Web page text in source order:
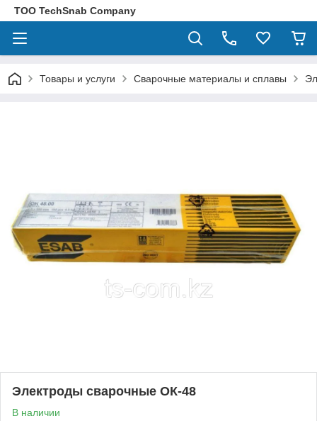
ТОО TechSnab Company
Товары и услуги Сварочные материалы и сплавы
Электроды сварочные ОК-48
В наличии